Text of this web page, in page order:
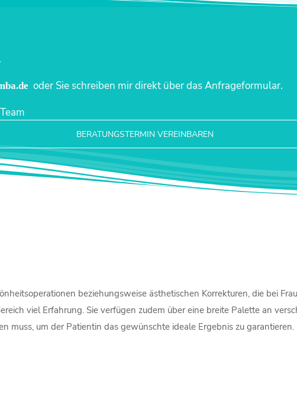
oder Sie schreiben mir direkt über das Anfrageformular.
BERATUNGSTERMIN VEREINBAREN
beziehungsweise ästhetischen Korrekturen, die bei
viel Erfahrung. Sie verfügen zudem über eine breite Palette an
muss, um der Patientin das gewünschte ideale Ergebnis zu garantieren.